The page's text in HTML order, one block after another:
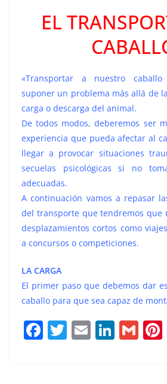
EL
«Transportar a nuestro
suponer un problema más allá de
carga o descarga del animal.
De todos modos, deberemos ser
experiencia que puedaafectar al
llegar a provocar situaciones
secuelas psicológicas si no
adecuadas.
A continuación vamos a repasar
del transporte quetendremos que
desplazamientos cortos como viajes
a concursos o competiciones.
LA CARGA
El primer paso que debemos dar es
caballo para que sea capaz de
F T E Li G